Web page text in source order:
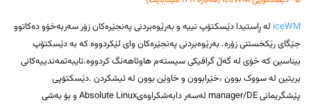
iceWM لە ڕاستیدا دێسکتۆپ نییە و بەرێوەبردنی پەنجێرەکان زۆر سەربەخۆو دەکاتوو
جێگای رێکخستنی زۆرە. بەرێوەبردنی پەنجێرەکان وای لێکردووە کە بە دێسکتۆپ
بیناسین کە خۆی لە گەڵ گرافیکی سیستەم هاوئاهەنگ کردووە.تایبەتمەندییەکانی
بریتین لە سووک بوون ،خێرابوون و خاوێن بوون لە ئیشکردن .دێسکتۆپی
پێشگریمانی manager/DE لەسەر دابەشکراوەیAbsolute Linux و بۆ بەشی